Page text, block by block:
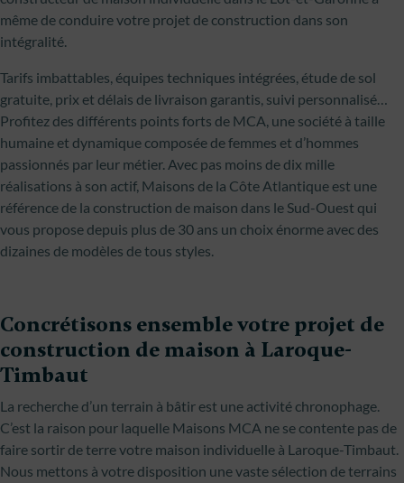
même de conduire votre projet de construction dans son
intégralité.
Tarifs imbattables, équipes techniques intégrées, étude de sol
gratuite, prix et délais de livraison garantis, suivi personnalisé…
Profitez des différents points forts de MCA, une société à taille
humaine et dynamique composée de femmes et d’hommes
passionnés par leur métier. Avec pas moins de dix mille
réalisations à son actif, Maisons de la Côte Atlantique est une
référence de la construction de maison dans le Sud-Ouest qui
vous propose depuis plus de 30 ans un choix énorme avec des
dizaines de modèles de tous styles.
Concrétisons ensemble votre projet de
construction de maison à Laroque-
Timbaut
La recherche d’un terrain à bâtir est une activité chronophage.
C’est la raison pour laquelle Maisons MCA ne se contente pas de
faire sortir de terre votre maison individuelle à Laroque-Timbaut.
Nous mettons à votre disposition une vaste sélection de terrains